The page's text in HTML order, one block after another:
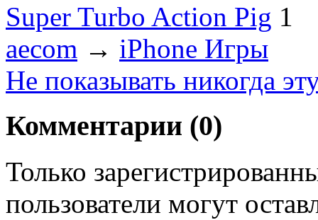
Super Turbo Action Pig 1
aecom → iPhone Игры
Не показывать никогда
Комментарии (0)
Только
пользователи могут